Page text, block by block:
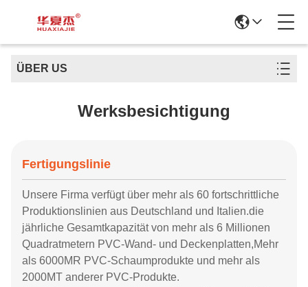
ÜBER US
Werksbesichtigung
Fertigungslinie
Unsere Firma verfügt über mehr als 60 fortschrittliche
Produktionslinien aus Deutschland und Italien.die
jährliche Gesamtkapazität von mehr als 6 Millionen
Quadratmetern PVC-Wand- und Deckenplatten,Mehr
als 6000MR PVC-Schaumprodukte und mehr als
2000MT anderer PVC-Produkte.